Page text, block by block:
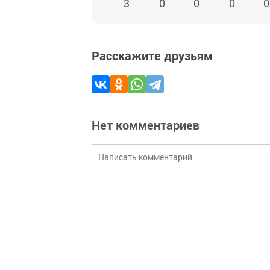
3 0 0 0 0
Расскажите друзьям
Нет комментариев